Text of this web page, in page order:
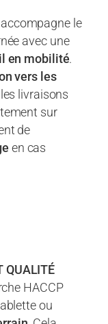
accompagne le
avec une
en mobilité.
vers les
livraisons
sur
de
en cas
QUALITÉ
HACCP
ou